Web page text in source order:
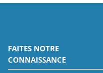
FAITES NOTRE
CONNAISSANCE